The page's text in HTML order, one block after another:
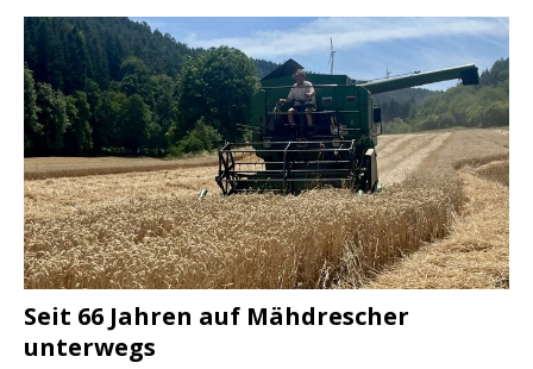
Seit 66 Jahren auf Mähdrescher
unterwegs